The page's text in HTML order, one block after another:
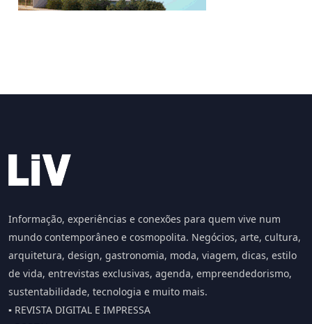
Informação, experiências e conexões para quem vive num
mundo contemporâneo e cosmopolita. Negócios, arte, cultura,
arquitetura, design, gastronomia, moda, viagem, dicas, estilo
de vida, entrevistas exclusivas, agenda, empreendedorismo,
sustentabilidade, tecnologia e muito mais.
▪️ REVISTA DIGITAL E IMPRESSA